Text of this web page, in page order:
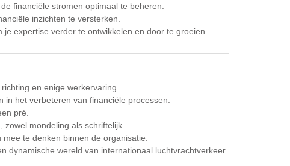
financiële stromen optimaal te beheren.
inzichten te versterken.
expertise verder te ontwikkelen en door te groeien.
en enige werkervaring.
het verbeteren van financiële processen.
pré.
mondeling als schriftelijk.
te denken binnen de organisatie.
dynamische wereld van internationaal luchtvrachtverkeer.